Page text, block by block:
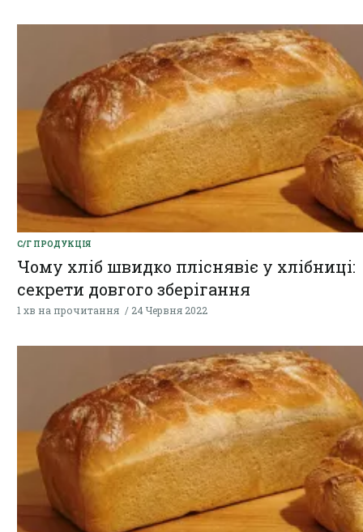
С/Г ПРОДУКЦІЯ
Чому хліб швидко пліснявіє у хлібниці:
секрети довгого зберігання
1 хв на прочитання 24 Червня 2022